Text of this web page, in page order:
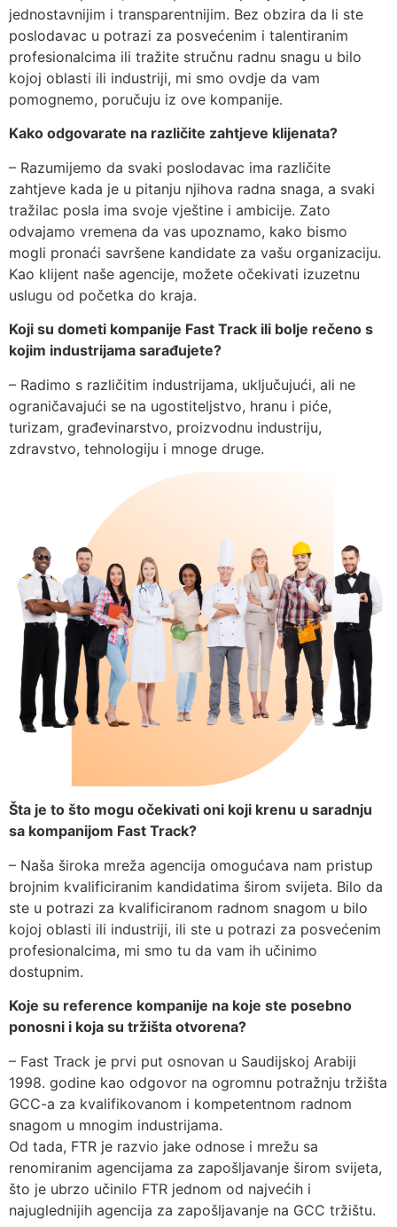
jednostavnijim i transparentnijim. Bez obzira da li ste
poslodavac u potrazi za posvećenim i talentiranim
profesionalcima ili tražite stručnu radnu snagu u bilo
kojoj oblasti ili industriji, mi smo ovdje da vam
pomognemo, poručuju iz ove kompanije.
Kako odgovarate na različite zahtjeve klijenata?
– Razumijemo da svaki poslodavac ima različite
zahtjeve kada je u pitanju njihova radna snaga, a svaki
tražilac posla ima svoje vještine i ambicije. Zato
odvajamo vremena da vas upoznamo, kako bismo
mogli pronaći savršene kandidate za vašu organizaciju.
Kao klijent naše agencije, možete očekivati ​​izuzetnu
uslugu od početka do kraja.
Koji su dometi kompanije Fast Track ili bolje rečeno s
kojim industrijama sarađujete?
– Radimo s različitim industrijama, uključujući, ali ne
ograničavajući se na ugostiteljstvo, hranu i piće,
turizam, građevinarstvo, proizvodnu industriju,
zdravstvo, tehnologiju i mnoge druge.
Šta je to što mogu očekivati oni koji krenu u saradnju
sa kompanijom Fast Track?
– Naša široka mreža agencija omogućava nam pristup
brojnim kvalificiranim kandidatima širom svijeta. Bilo da
ste u potrazi za kvalificiranom radnom snagom u bilo
kojoj oblasti ili industriji, ili ste u potrazi za posvećenim
profesionalcima, mi smo tu da vam ih učinimo
dostupnim.
Koje su reference kompanije na koje ste posebno
ponosni i koja su tržišta otvorena?
– Fast Track je prvi put osnovan u Saudijskoj Arabiji
1998. godine kao odgovor na ogromnu potražnju tržišta
GCC-a za kvalifikovanom i kompetentnom radnom
snagom u mnogim industrijama.
Od tada, FTR je razvio jake odnose i mrežu sa
renomiranim agencijama za zapošljavanje širom svijeta,
što je ubrzo učinilo FTR jednom od najvećih i
najuglednijih agencija za zapošljavanje na GCC tržištu.